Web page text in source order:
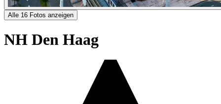
Alle 16 Fotos anzeigen
NH Den Haag